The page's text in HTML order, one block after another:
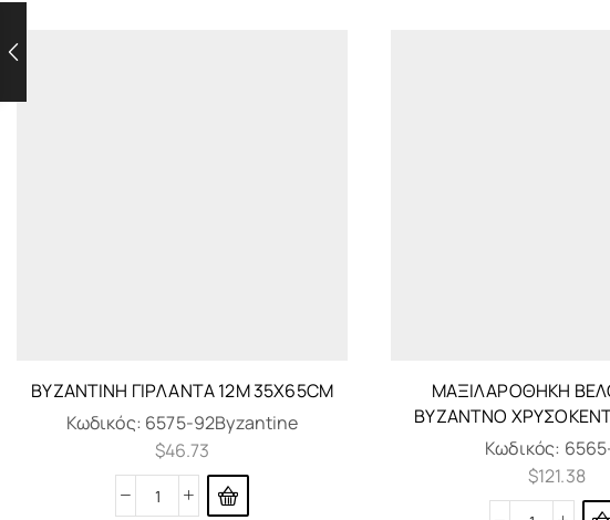
ΒΥΖΑΝΤΙΝΉ ΓΙΡΛΆΝΤΑ 12M 35X65CM
Κωδικός: 6575-92Byzantine
$46.73
ΜΑΞΙΛΑΡΟΘΉΚΗ
ΒΥΖΑΝΤΝΌ
Κωδικός:
$121.38